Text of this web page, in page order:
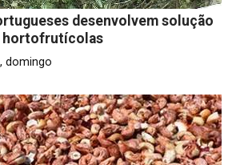
desenvolvem solução
hortofrutícolas
domingo